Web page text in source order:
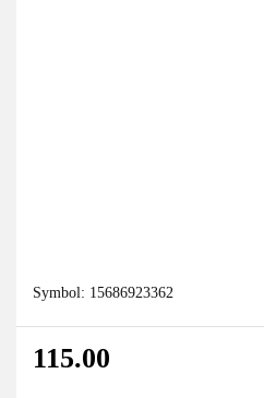
Symbol: 15686923362
115.00